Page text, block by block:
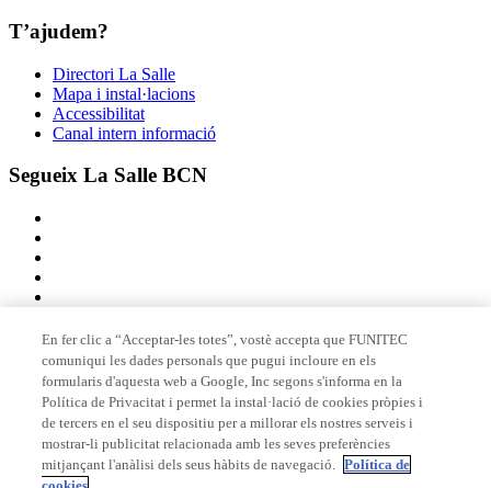
T’ajudem?
Directori La Salle
Mapa i instal·lacions
Accessibilitat
Canal intern informació
Segueix La Salle BCN
Membre de
Acreditacions
En fer clic a “Acceptar-les totes”, vostè accepta que FUNITEC
comuniqui les dades personals que pugui incloure en els
formularis d'aquesta web a Google, Inc segons s'informa en la
Política de Privacitat i permet la instal·lació de cookies pròpies i
de tercers en el seu dispositiu per a millorar els nostres serveis i
mostrar-li publicitat relacionada amb les seves preferències
mitjançant l'anàlisi dels seus hàbits de navegació. Política de